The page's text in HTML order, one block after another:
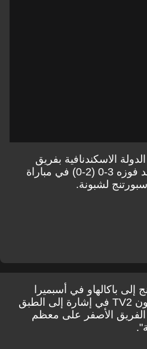
الاسكندنافية بفريق
المدرب كييتيل كنودسن بعد فوزه 3-0 (2-0) في مباراة
باكالهاو في أسبميرا
مساء الأربعاء"، كتب تلفزيون TV2 في إشارة إلى الطبق
الفريق الأصفر على معظم